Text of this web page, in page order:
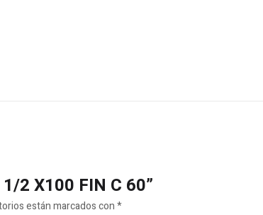
2 X100 FIN C 60”
están marcados con*